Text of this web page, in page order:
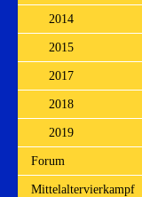
2014
2015
2017
2018
2019
Forum
Mittelaltervierkampf